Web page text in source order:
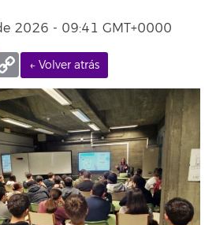
2026 - 09:41 GMT+0000
← Volver atrás
Copy
Link